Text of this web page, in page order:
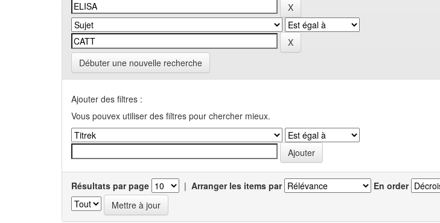
Débuter une nouvelle recherche
Ajouter des filtres :
Vous pouvex utiliser des filtres pour chercher mieux.
Résultats par page | Arranger les items par En order